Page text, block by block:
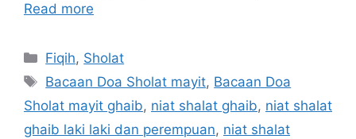
Read more
Categories
Fiqih, Sholat
Tags
Bacaan Doa Sholat mayit, Bacaan Doa
Sholat mayit ghaib, niat shalat ghaib, niat shalat
ghaib laki laki dan perempuan, niat shalat